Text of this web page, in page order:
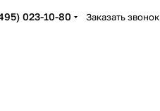
023-10-80 Заказать звонок